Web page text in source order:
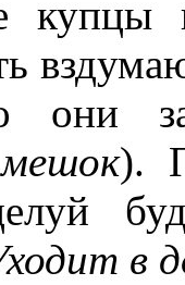
купцы
они
).
в